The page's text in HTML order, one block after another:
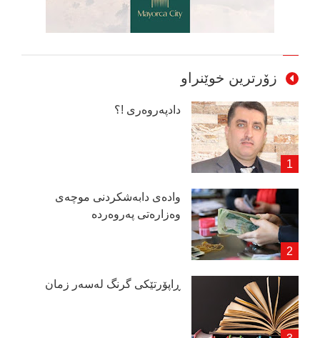
زۆرترین خوێنراو
دادپەروەری !؟
وادەی دابەشكردنی موچەی
وەزارەتی پەروەردە
ڕاپۆرتێكی گرنگ لەسەر زمان